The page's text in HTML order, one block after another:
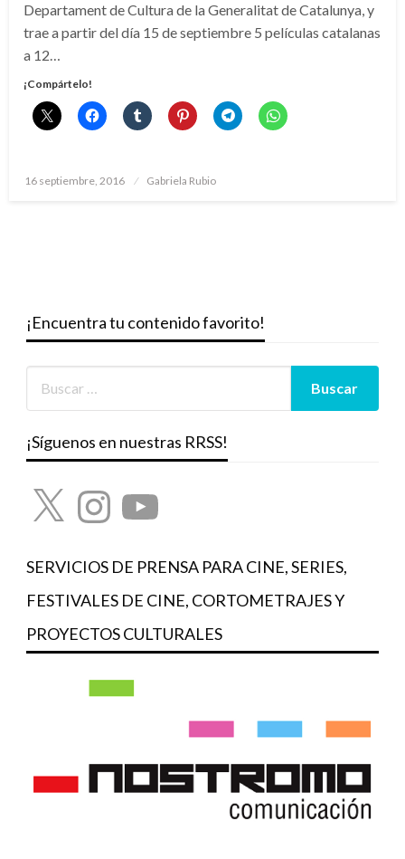
Departament de Cultura de la Generalitat de Catalunya, y
trae a partir del día 15 de septiembre 5 películas catalanas
a 12…
¡Compártelo!
Publicado
16 septiembre, 2016 Gabriela Rubio
¡Encuentra tu contenido favorito!
¡Síguenos en nuestras RRSS!
X InstagramYouTube
SERVICIOS DE PRENSA PARA CINE, SERIES,
FESTIVALES DE CINE, CORTOMETRAJES Y
PROYECTOS CULTURALES